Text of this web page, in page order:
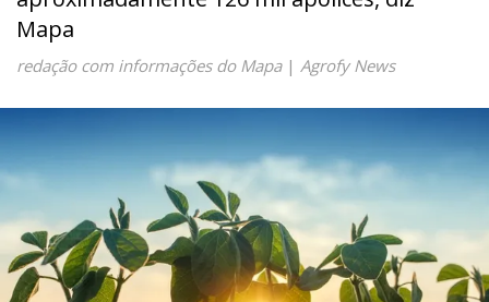
Mapa
redação com informações do Mapa| Agrofy News